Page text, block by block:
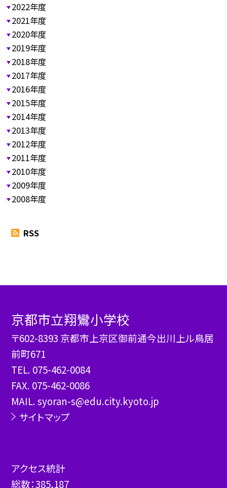
2022年度
2021年度
2020年度
2019年度
2018年度
2017年度
2016年度
2015年度
2014年度
2013年度
2012年度
2011年度
2010年度
2009年度
2008年度
RSS
京都市立翔鸞小学校
〒602-8393 京都市上京区御前通今出川上ル鳥居
前町671
TEL. 075-462-0084
FAX. 075-462-0086
MAIL. syoran-s@edu.city.kyoto.jp
サイトマップ
アクセス統計
総数：385,187